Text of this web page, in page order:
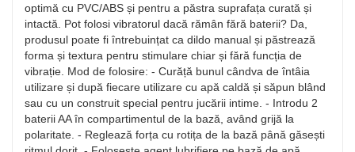
optimă cu PVC/ABS și pentru a păstra suprafața curată și
intactă. Pot folosi vibratorul dacă rămân fără baterii? Da,
produsul poate fi întrebuințat ca dildo manual și păstrează
forma și textura pentru stimulare chiar și fără funcția de
vibrație. Mod de folosire: - Curăță bunul cândva de întâia
utilizare și după fiecare utilizare cu apă caldă și săpun blând
sau cu un construit special pentru jucării intime. - Introdu 2
baterii AA în compartimentul de la bază, având grijă la
polaritate. - Reglează forța cu rotița de la bază până găsești